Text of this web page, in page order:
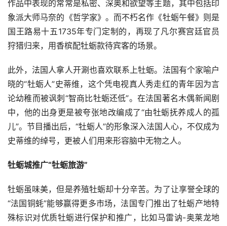
作品中表现的常常是私密、深奥和欲望等主题，其中包括印
象派大师马奈的《哲学家》。而不朽名作《牡蛎午餐》则是
国王路易十五1735年专门定制的，再现了凡尔赛宫廷官员
狩猎归来，用香槟配牡蛎款待宾客的场景。
此外，法国人拿人开涮也喜欢联系上牡蛎。法国有个家喻户
晓的“牡蛎人”史蒂维，这个凭电视真人秀走红的青年因为言
论幼稚而被讽刺“智商比牡蛎还低”。在法国著名木偶新闻剧
中，他的出身更是被夸张地改编成了“由牡蛎抚养成人的孤
儿”。节目播出后，“牡蛎人”的形象深入法国人心，不仅成为
史蒂维的绰号，更被人们用来形容脑中无物之人。
牡蛎城推广“牡蛎旅游”
牡蛎虽味美，但是养殖牡蛎却十分辛苦。为了让享誉全球的
“法国铜蚝”能够赢得更多市场，法国专门推出了牡蛎产地特
殊标识对优质牡蛎进行保护和推广，比如马雷讷-奥莱龙地